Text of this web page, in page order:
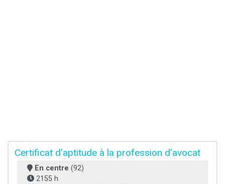
Certificat d'aptitude à la profession d'avocat
En centre (92)
2155 h